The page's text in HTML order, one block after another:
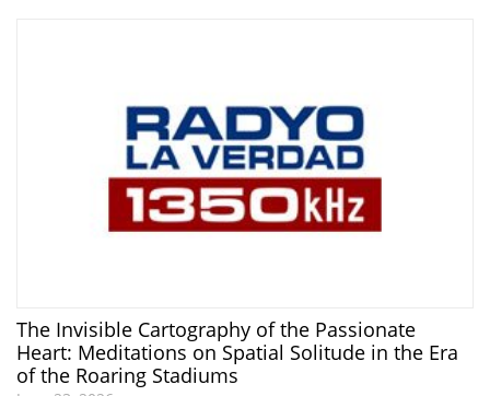
The Invisible Cartography of the Passionate
Heart: Meditations on Spatial Solitude in the Era
of the Roaring Stadiums